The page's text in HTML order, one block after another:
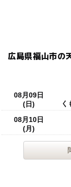
広島県福山市の
08月09日
(日)
く
08月10日
(月)